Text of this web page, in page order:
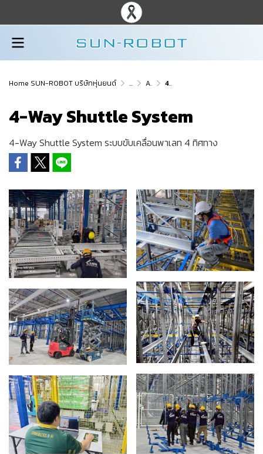
Home SUN-ROBOT บริษัทหุ่นยนต์ ... Automation ระบบอัตโนมัติ 4-Way Shuttle System
4-Way Shuttle System
4-Way Shuttle System ระบบขับเคลื่อนพาเลท 4 ทิศทาง